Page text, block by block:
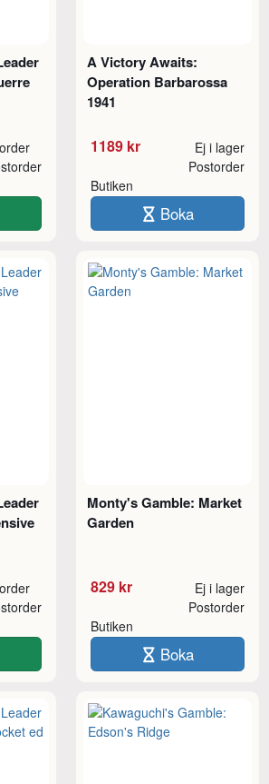
A Victory Awaits:
Operation Barbarossa
1941
1189 kr Ej i lager
Butiken
Postorder
Boka
Monty's Gamble: Market
Garden
829 kr Ej i lager
Butiken
Postorder
Boka